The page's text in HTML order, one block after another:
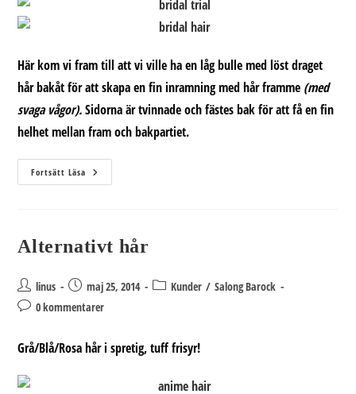
Här kom vi fram till att vi ville ha en låg bulle med löst draget
hår bakåt för att skapa en fin inramning med hår framme (med
svaga vågor).Sidorna är tvinnade och fästes bak för att få en fin
helhet mellan fram och bakpartiet.
Fortsätt Läsa Brudprovning
(låg
Alternativt hår
Inläggsförfattare:
linus
Inlägget
publicerat:
maj 25, 2014 Inläggskategori:
Kunder / Salong Barock
Kommentarer
inlägget:
0 kommentarer
Grå/Blå/Rosa hår i spretig, tuff frisyr!